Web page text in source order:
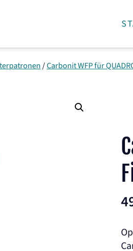
/Carbonit WFP für